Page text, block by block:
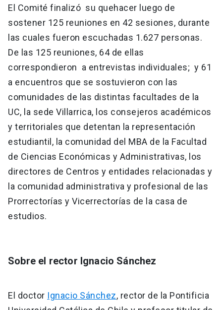
El Comité finalizó su quehacer luego de
sostener 125 reuniones en 42 sesiones, durante
las cuales fueron escuchadas 1.627 personas.
De las 125 reuniones, 64 de ellas
correspondieron a entrevistas individuales; y 61
a encuentros que se sostuvieron con las
comunidades de las distintas facultades de la
UC, la sede Villarrica, los consejeros académicos
y territoriales que detentan la representación
estudiantil, la comunidad del MBA de la Facultad
de Ciencias Económicas y Administrativas, los
directores de Centros y entidades relacionadas y
la comunidad administrativa y profesional de las
Prorrectorías y Vicerrectorías de la casa de
estudios.
Sobre el rector Ignacio Sánchez
El doctor Ignacio Sánchez, rector de la Pontificia